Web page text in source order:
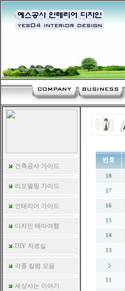
건축공사 가이드
리모델링 가이드
인테리어 가이드
디자인 테마여행
DIY 자료실
각종 칼럼 모음
세상사는 이야기
번호
18
17
16
15
14
13
11